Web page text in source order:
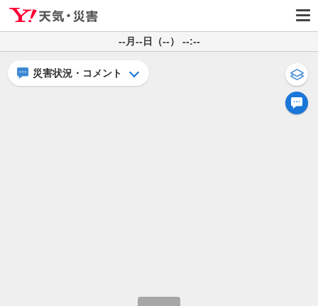
--月--日（--） --:--
災害状況・コメント